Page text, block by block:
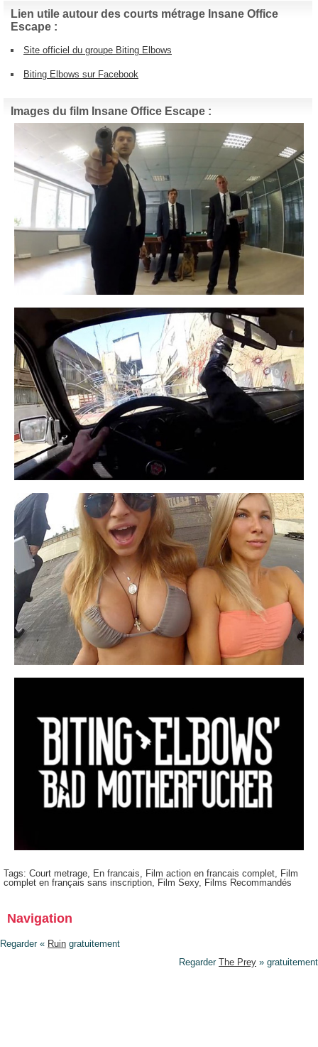
Lien utile autour des courts métrage Insane Office
Escape :
Site officiel du groupe Biting Elbows
Biting Elbows sur Facebook
Images du film Insane Office Escape :
Tags: Court metrage En francais Film action en francais complet
Film
complet en français sans inscription
Film Sexy, Films Recommandés
Navigation
Regarder « Ruin gratuitement
Regarder The Prey » gratuitement